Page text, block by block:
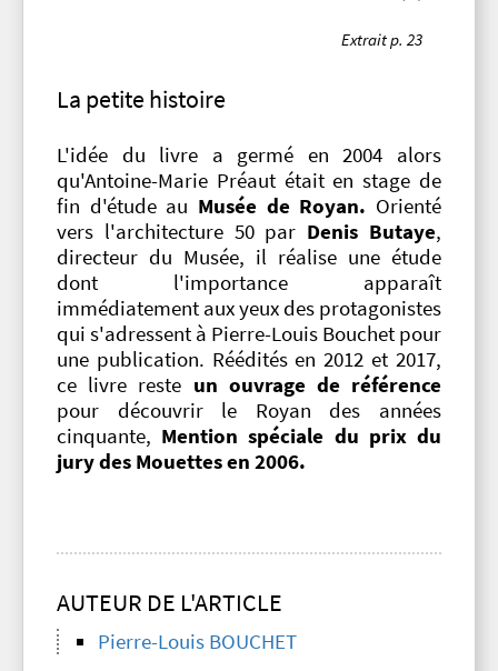
Extrait p. 23
La petite histoire
L'idée du livre a germé en 2004 alors
qu'Antoine-Marie Préaut était en stage de
fin d'étude au Musée de Royan. Orienté
vers l'architecture 50 par Denis Butaye,
directeur du Musée, il réalise une étude
dont l'importance apparaît
immédiatement aux yeux des protagonistes
qui s'adressent à Pierre-Louis Bouchet pour
une publication. Réédités en 2012 et 2017,
ce livre reste un ouvrage de référence
pour découvrir le Royan des années
cinquante, Mention spéciale du prix du
jury des Mouettes en 2006.
AUTEUR DE L'ARTICLE
Pierre-Louis BOUCHET